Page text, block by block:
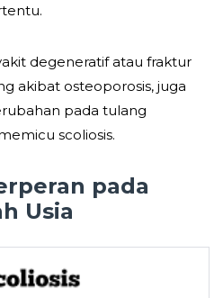
degeneratif atau fraktur
akibat osteoporosis, juga
pada tulang
scoliosis.
pada
Usia